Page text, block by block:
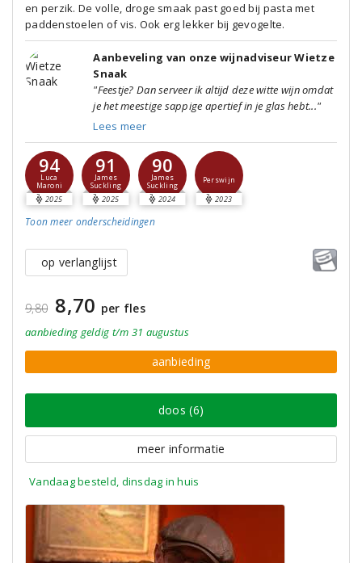
en perzik. De volle, droge smaak past goed bij pasta met
paddenstoelen of vis. Ook erg lekker bij gevogelte.
Aanbeveling van onze wijnadviseur Wietze
Snaak
"Feestje? Dan serveer ik altijd deze witte wijn omdat
je het meestige sappige apertief in je glas hebt..."
Lees meer
94
Luca
Maroni
2025
91
James
Suckling
2025
90
James
Suckling
2024
Perswijn
2023
Toon meer onderscheidingen
op verlanglijst
9,80 8,70 per fles
aanbieding geldig t/m 31 augustus
aanbieding
doos (6)
meer informatie
Vandaag besteld, dinsdag in huis